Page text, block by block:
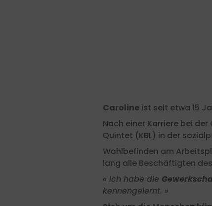
Caroline ist seit etwa 15
Nach einer Karriere bei
Quintet (KBL) in der
Wohlbefinden am
lang alle Beschäftigten
« Ich habe die
kennengelernt. »